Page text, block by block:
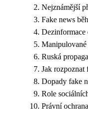
Nejznámější
Fake news
Manipulované
Ruská
Jak rozpoznat
Dopady fake
Role
Právní